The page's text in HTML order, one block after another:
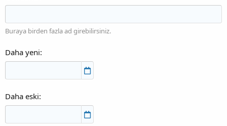
Buraya birden fazla ad girebilirsiniz.
Daha yeni
Daha eski